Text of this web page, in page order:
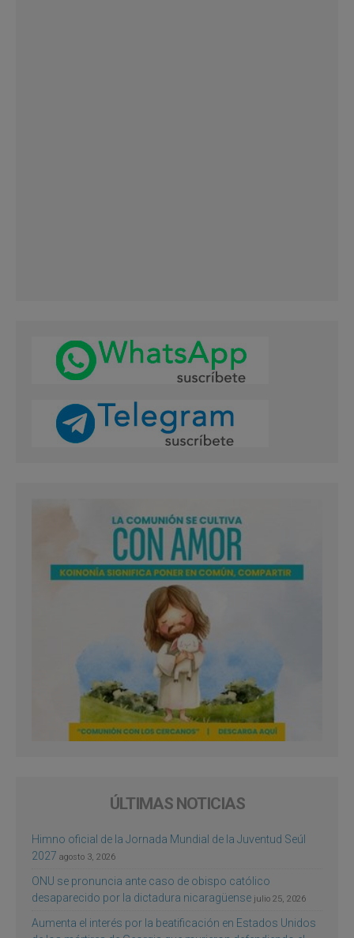
ÚLTIMAS NOTICIAS
Himno oficial de la Jornada Mundial de la Juventud Seúl
2027 agosto 3, 2026
ONU se pronuncia ante caso de obispo católico
desaparecido por la dictadura nicaragüense julio 25, 2026
Aumenta el interés por la beatificación en Estados Unidos